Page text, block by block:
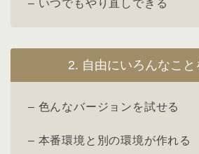
– いつでもやり直しできる
2. 自由にいろんなこと
– 色んなバージョンを試せる
– 本番環境と別の環境が作れる